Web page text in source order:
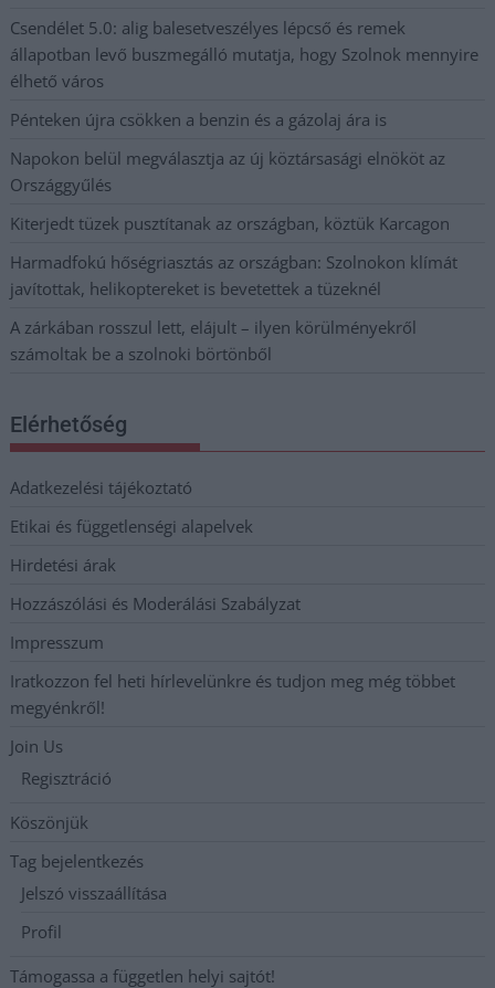
Csendélet 5.0: alig balesetveszélyes lépcső és remek
állapotban levő buszmegálló mutatja, hogy Szolnok mennyire
élhető város
Pénteken újra csökken a benzin és a gázolaj ára is
Napokon belül megválasztja az új köztársasági elnököt az
Országgyűlés
Kiterjedt tüzek pusztítanak az országban, köztük Karcagon
Harmadfokú hőségriasztás az országban: Szolnokon klímát
javítottak, helikoptereket is bevetettek a tüzeknél
A zárkában rosszul lett, elájult – ilyen körülményekről
számoltak be a szolnoki börtönből
Elérhetőség
Adatkezelési tájékoztató
Etikai és függetlenségi alapelvek
Hirdetési árak
Hozzászólási és Moderálási Szabályzat
Impresszum
Iratkozzon fel heti hírlevelünkre és tudjon meg még többet
megyénkről!
Join Us
Regisztráció
Köszönjük
Tag bejelentkezés
Jelszó visszaállítása
Profil
Támogassa a független helyi sajtót!